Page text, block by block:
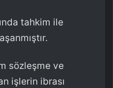
tahkim ile
sözleşme ve
işlerin ibrası